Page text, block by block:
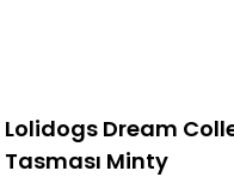
Lolidogs Dream
Tasması Minty